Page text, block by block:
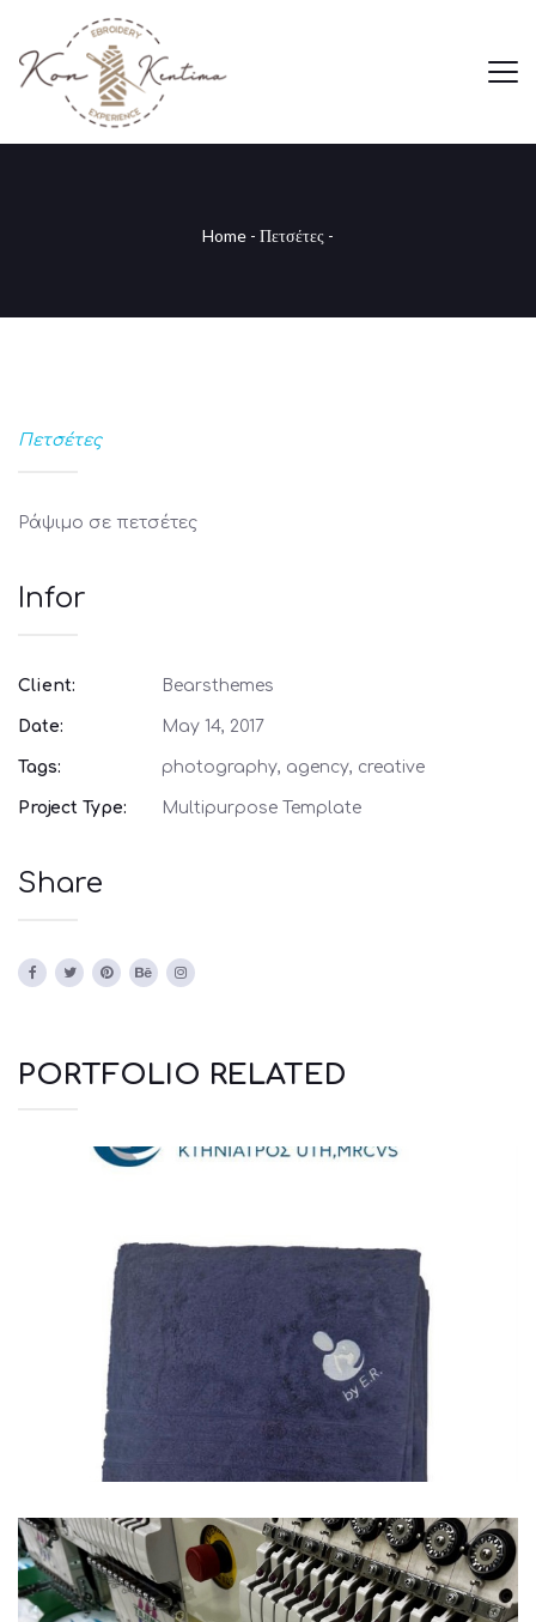
Home - Πετσέτες -
Πετσέτες
Ράψιμο σε πετσέτες
Infor
Client: Bearsthemes
Date: May 14, 2017
Tags: photography, agency, creative
Project Type: Multipurpose Template
Share
PORTFOLIO RELATED
Πετσέτες